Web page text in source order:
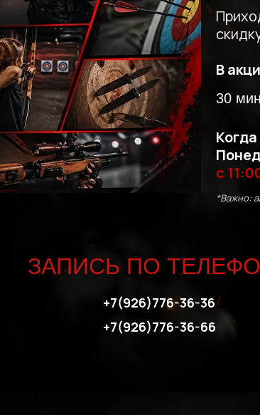
В
с
30
*Важно:
+7(926)776-36-66
+7(926)776-36-36
ЗАПИСЬ ПО